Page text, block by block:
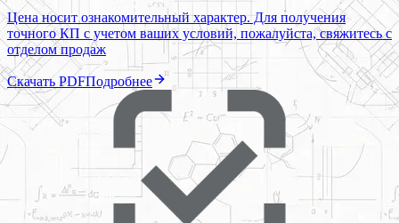
Цена носит ознакомительный характер. Для получения
точного КП с учетом ваших условий, пожалуйста, свяжитесь с
отделом продаж
Скачать PDFПодробнее